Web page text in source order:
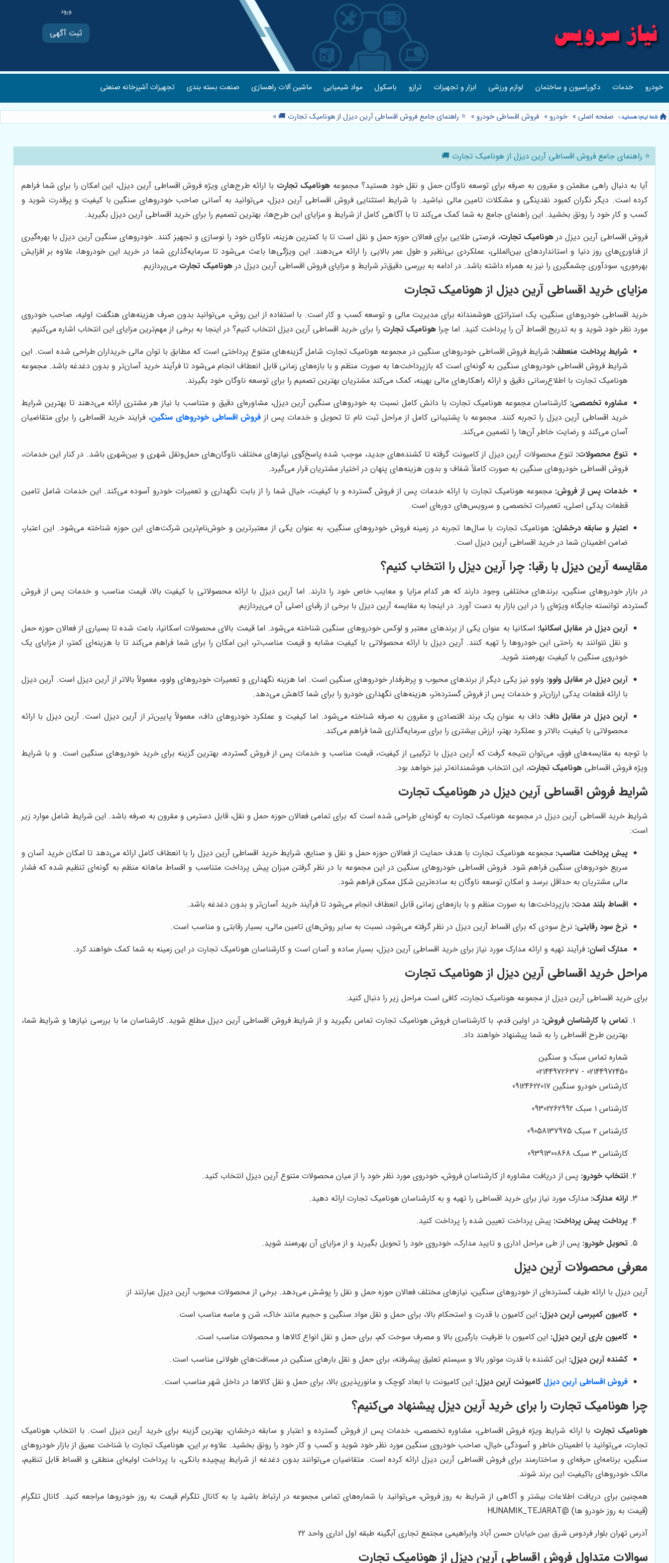
ثبت آگهی
خودرو خدمات دکوراسیون و ساختمان لوازم ورزشی ابزار و تجهیزات ترازو باسکول مواد شیمیایی ماشین آلات راهسازی صنعت بسته بندی تجهیزات آشپزخانه صنعتی
صفحه اصلی » خودرو » فروش اقساطی خودرو » ⭐️ راهنمای جامع فروش اقساطی آرین دیزل از هونامیک تجارت 🚚 »
⭐️ راهنمای جامع فروش اقساطی آرین دیزل از هونامیک تجارت 🚚
آیا به دنبال راهی مطمئن و مقرون به صرفه برای توسعه ناوگان حمل و نقل خود هستید؟ مجموعه هونامیک تجارت با ارائه طرح‌های ویژه فروش اقساطی آرین دیزل، این امکان را برای شما فراهم
کرده است. دیگر نگران کمبود نقدینگی و مشکلات تامین مالی نباشید. با شرایط استثنایی فروش اقساطی آرین دیزل، می‌توانید به آسانی صاحب خودروهای سنگین با کیفیت و پرقدرت شوید و
کسب و کار خود را رونق بخشید. این راهنمای جامع به شما کمک می‌کند تا با آگاهی کامل از شرایط و مزایای این طرح‌ها، بهترین تصمیم را برای خرید اقساطی آرین دیزل بگیرید.
فروش اقساطی آرین دیزل درهونامیک تجارت، فرصتی طلایی برای فعالان حوزه حمل و نقل است تا با کمترین هزینه، ناوگان خود را نوسازی و تجهیز کنند. خودروهای سنگین آرین دیزل با بهره‌گیری
از فناوری‌های روز دنیا و استانداردهای بین‌المللی، عملکردی بی‌نظیر و طول عمر بالایی را ارائه می‌دهند. این ویژگی‌ها باعث می‌شود تا سرمایه‌گذاری شما در خرید این خودروها، علاوه بر افزایش
بهره‌وری، سودآوری چشمگیری را نیز به همراه داشته باشد. در ادامه به بررسی دقیق‌تر شرایط و مزایای فروش اقساطی آرین دیزل در هونامیک تجارت می‌پردازیم.
مزایای خرید اقساطی آرین دیزل از هونامیک تجارت
خرید اقساطی خودروهای سنگین، یک استراتژی هوشمندانه برای مدیریت مالی و توسعه کسب و کار است. با استفاده از این روش، می‌توانید بدون صرف هزینه‌های هنگفت اولیه، صاحب خودروی
مورد نظر خود شوید و به تدریج اقساط آن را پرداخت کنید. اما چرا هونامیک تجارت را برای خرید اقساطی آرین دیزل انتخاب کنیم؟ در اینجا به برخی از مهم‌ترین مزایای این انتخاب اشاره می‌کنیم:
شرایط پرداخت منعطف: شرایط فروش اقساطی خودروهای سنگین در مجموعه هونامیک تجارت شامل گزینه‌های متنوع پرداختی است که مطابق با توان مالی خریداران طراحی شده است. این
شرایط فروش اقساطی خودروهای سنگین به گونه‌ای است که بازپرداخت‌ها به صورت منظم و با بازه‌های زمانی قابل انعطاف انجام می‌شود تا فرآیند خرید آسان‌تر و بدون دغدغه باشد. مجموعه
هونامیک تجارت با اطلاع‌رسانی دقیق و ارائه راهکارهای مالی بهینه، کمک می‌کند مشتریان بهترین تصمیم را برای توسعه ناوگان خود بگیرند.
مشاوره تخصصی: کارشناسان مجموعه هونامیک تجارت با دانش کامل نسبت به خودروهای سنگین آرین دیزل، مشاوره‌ای دقیق و متناسب با نیاز هر مشتری ارائه می‌دهند تا بهترین شرایط
خرید اقساطی آرین دیزل را تجربه کنند. مجموعه با پشتیبانی کامل از مراحل ثبت نام تا تحویل و خدمات پس از فروش اقساطی خودروهای سنگین، فرایند خرید اقساطی را برای متقاضیان
آسان می‌کند و رضایت خاطر آن‌ها را تضمین می‌کند.
تنوع محصولات: تنوع محصولات آرین دیزل از کامیونت گرفته تا کشنده‌های جدید، موجب شده پاسخ‌گوی نیازهای مختلف ناوگان‌های حمل‌ونقل شهری و بین‌شهری باشد. در کنار این خدمات،
فروش اقساطی خودروهای سنگین به صورت کاملاً شفاف و بدون هزینه‌های پنهان در اختیار مشتریان قرار می‌گیرد.
خدمات پس از فروش: مجموعه هونامیک تجارت با ارائه خدمات پس از فروش گسترده و با کیفیت، خیال شما را از بابت نگهداری و تعمیرات خودرو آسوده می‌کند. این خدمات شامل تامین
قطعات یدکی اصلی، تعمیرات تخصصی و سرویس‌های دوره‌ای است.
اعتبار و سابقه درخشان: هونامیک تجارت با سال‌ها تجربه در زمینه فروش خودروهای سنگین، به عنوان یکی از معتبرترین و خوش‌نام‌ترین شرکت‌های این حوزه شناخته می‌شود. این اعتبار،
ضامن اطمینان شما در خرید اقساطی آرین دیزل است.
مقایسه آرین دیزل با رقبا: چرا آرین دیزل را انتخاب کنیم؟
در بازار خودروهای سنگین، برندهای مختلفی وجود دارند که هر کدام مزایا و معایب خاص خود را دارند. اما آرین دیزل با ارائه محصولاتی با کیفیت بالا، قیمت مناسب و خدمات پس از فروش
گسترده، توانسته جایگاه ویژه‌ای را در این بازار به دست آورد. در اینجا به مقایسه آرین دیزل با برخی از رقبای اصلی آن می‌پردازیم:
آرین دیزل در مقابل اسکانیا: اسکانیا به عنوان یکی از برندهای معتبر و لوکس خودروهای سنگین شناخته می‌شود. اما قیمت بالای محصولات اسکانیا، باعث شده تا بسیاری از فعالان حوزه حمل
و نقل نتوانند به راحتی این خودروها را تهیه کنند. آرین دیزل با ارائه محصولاتی با کیفیت مشابه و قیمت مناسب‌تر، این امکان را برای شما فراهم می‌کند تا با هزینه‌ای کمتر، از مزایای یک
خودروی سنگین با کیفیت بهره‌مند شوید.
آرین دیزل در مقابل ولوو: ولوو نیز یکی دیگر از برندهای محبوب و پرطرفدار خودروهای سنگین است. اما هزینه نگهداری و تعمیرات خودروهای ولوو، معمولاً بالاتر از آرین دیزل است. آرین دیزل
با ارائه قطعات یدکی ارزان‌تر و خدمات پس از فروش گسترده‌تر، هزینه‌های نگهداری خودرو را برای شما کاهش می‌دهد.
آرین دیزل در مقابل داف: داف به عنوان یک برند اقتصادی و مقرون به صرفه شناخته می‌شود. اما کیفیت و عملکرد خودروهای داف، معمولاً پایین‌تر از آرین دیزل است. آرین دیزل با ارائه
محصولاتی با کیفیت بالاتر و عملکرد بهتر، ارزش بیشتری را برای سرمایه‌گذاری شما فراهم می‌کند.
با توجه به مقایسه‌های فوق، می‌توان نتیجه گرفت که آرین دیزل با ترکیبی از کیفیت، قیمت مناسب و خدمات پس از فروش گسترده، بهترین گزینه برای خرید خودروهای سنگین است. و با شرایط
ویژه فروش اقساطی هونامیک تجارت، این انتخاب هوشمندانه‌تر نیز خواهد بود.
شرایط فروش اقساطی آرین دیزل در هونامیک تجارت
شرایط خرید اقساطی آرین دیزل در مجموعه هونامیک تجارت به گونه‌ای طراحی شده است که برای تمامی فعالان حوزه حمل و نقل، قابل دسترس و مقرون به صرفه باشد. این شرایط شامل موارد زیر
است:
پیش پرداخت مناسب: مجموعه هونامیک تجارت با هدف حمایت از فعالان حوزه حمل و نقل و صنایع، شرایط خرید اقساطی آرین دیزل را با انعطاف کامل ارائه می‌دهد تا امکان خرید آسان و
سریع خودروهای سنگین فراهم شود. فروش اقساطی خودروهای سنگین در این مجموعه با در نظر گرفتن میزان پیش پرداخت متناسب و اقساط ماهانه منظم به گونه‌ای تنظیم شده که فشار
مالی مشتریان به حداقل برسد و امکان توسعه ناوگان به ساده‌ترین شکل ممکن فراهم شود.
اقساط بلند مدت: بازپرداخت‌ها به صورت منظم و با بازه‌های زمانی قابل انعطاف انجام می‌شود تا فرآیند خرید آسان‌تر و بدون دغدغه باشد.
نرخ سود رقابتی: نرخ سودی که برای اقساط آرین دیزل در نظر گرفته می‌شود، نسبت به سایر روش‌های تامین مالی، بسیار رقابتی و مناسب است.
مدارک آسان: فرآیند تهیه و ارائه مدارک مورد نیاز برای خرید اقساطی آرین دیزل، بسیار ساده و آسان است و کارشناسان هونامیک تجارت در این زمینه به شما کمک خواهند کرد.
مراحل خرید اقساطی آرین دیزل از هونامیک تجارت
برای خرید اقساطی آرین دیزل از مجموعه هونامیک تجارت، کافی است مراحل زیر را دنبال کنید:
تماس با کارشناسان فروش: در اولین قدم، با کارشناسان فروش هونامیک تجارت تماس بگیرید و از شرایط فروش اقساطی آرین دیزل مطلع شوید. کارشناسان ما با بررسی نیازها و شرایط شما،
بهترین طرح اقساطی را به شما پیشنهاد خواهند داد.
شماره تماس سبک و سنگین
02144972450 - 02144972637
کارشناس خودرو سنگین 09124622017
کارشناس 1 سبک 09302262992
کارشناس 2 سبک 09058137975
کارشناس 3 سبک 09391300868
انتخاب خودرو: پس از دریافت مشاوره از کارشناسان فروش، خودروی مورد نظر خود را از میان محصولات متنوع آرین دیزل انتخاب کنید.
ارائه مدارک: مدارک مورد نیاز برای خرید اقساطی را تهیه و به کارشناسان هونامیک تجارت ارائه دهید.
پرداخت پیش پرداخت: پیش پرداخت تعیین شده را پرداخت کنید.
تحویل خودرو: پس از طی مراحل اداری و تایید مدارک، خودروی خود را تحویل بگیرید و از مزایای آن بهره‌مند شوید.
معرفی محصولات آرین دیزل
آرین دیزل با ارائه طیف گسترده‌ای از خودروهای سنگین، نیازهای مختلف فعالان حوزه حمل و نقل را پوشش می‌دهد. برخی از محصولات محبوب آرین دیزل عبارتند از:
کامیون کمپرسی آرین دیزل: این کامیون با قدرت و استحکام بالا، برای حمل و نقل مواد سنگین و حجیم مانند خاک، شن و ماسه مناسب است.
کامیون باری آرین دیزل: این کامیون با ظرفیت بارگیری بالا و مصرف سوخت کم، برای حمل و نقل انواع کالاها و محصولات مناسب است.
کشنده آرین دیزل: این کشنده با قدرت موتور بالا و سیستم تعلیق پیشرفته، برای حمل و نقل بارهای سنگین در مسافت‌های طولانی مناسب است.
فروش اقساطی آرین دیزل کامیونت آرین دیزل: این کامیونت با ابعاد کوچک و مانورپذیری بالا، برای حمل و نقل کالاها در داخل شهر مناسب است.
چرا هونامیک تجارت را برای خرید آرین دیزل پیشنهاد می‌کنیم؟
هونامیک تجارت با ارائه شرایط ویژه فروش اقساطی، مشاوره تخصصی، خدمات پس از فروش گسترده و اعتبار و سابقه درخشان، بهترین گزینه برای خرید آرین دیزل است. با انتخاب هونامیک
تجارت، می‌توانید با اطمینان خاطر و آسودگی خیال، صاحب خودروی سنگین مورد نظر خود شوید و کسب و کار خود را رونق بخشید. علاوه بر این، هونامیک تجارت با شناخت عمیق از بازار خودروهای
سنگین، برنامه‌ای حرفه‌ای و ساختارمند برای فروش اقساطی آرین دیزل ارائه کرده است. متقاضیان می‌توانند بدون دغدغه از شرایط پیچیده بانکی، با پرداخت اولیه‌ای منطقی و اقساط قابل تنظیم،
مالک خودروهای باکیفیت این برند شوند.
همچنین برای دریافت اطلاعات بیشتر و آگاهی از شرایط به روز فروش، می‌توانید با شماره‌های تماس مجموعه در ارتباط باشید یا به کانال تلگرام قیمت به روز خودروها مراجعه کنید. کانال تلگرام
(قیمت به روز خودرو ها) @HUNAMIK_TEJARAT
آدرس تهران بلوار فردوس شرق بین خیابان حسن آباد وابراهیمی مجتمع تجاری آبگینه طبقه اول اداری واحد 22
سوالات متداول فروش اقساطی آرین دیزل از هونامیک تجارت